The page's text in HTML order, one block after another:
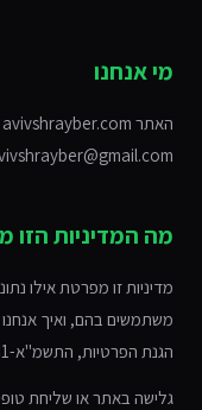
מי אנחנו
מה המדיניות הזו
מדיניות זו מפרטת אילו
משתמשים בהם, ואיך
הגנת הפרטיות, התשמ"א-1981.
גלישה באתר או שליחת